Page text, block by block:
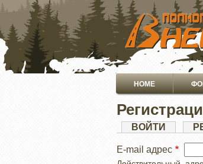
ПЕРЕЙТИ
ОСНОВНОМУ
СОДЕРЖАНИЮ
Основная
навигация
HOME
Главные
вкладки
ВОЙТИ
E-mail адрес